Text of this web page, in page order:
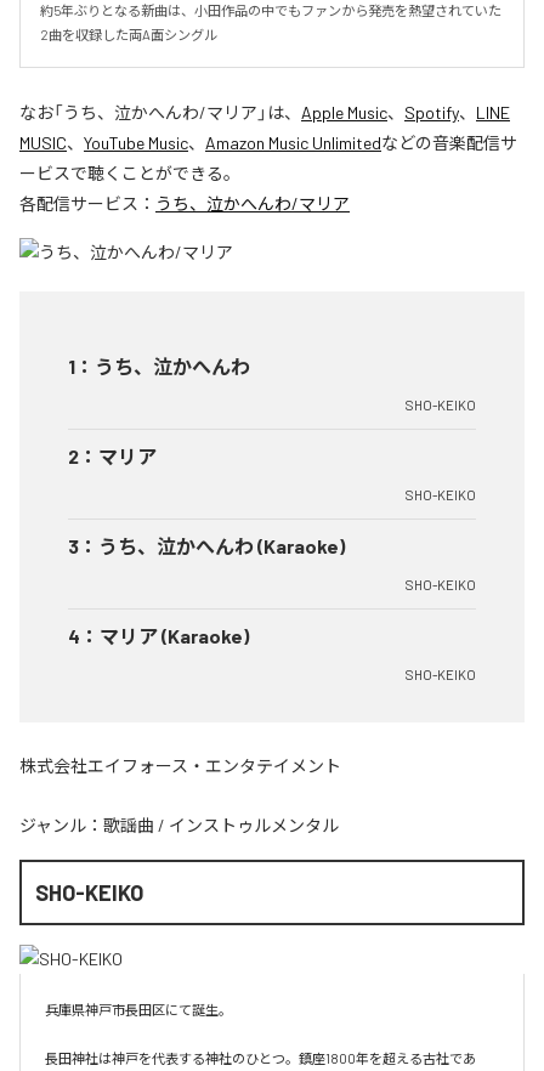
約5年ぶりとなる新曲は、小田作品の中でもファンから発売を熱望されていた
2曲を収録した両A面シングル
なお「うち、泣かへんわ/マリア 」は、 Apple Music、 Spotify、 LINE
MUSIC、 YouTube Music、 Amazon Music Unlimitedなどの音楽配信サ
ービスで聴くことができる。
各配信サービス： うち、泣かへんわ/マリア
1 ： うち、泣かへんわ
SHO-KEIKO
2 ： マリア
SHO-KEIKO
3 ： うち、泣かへんわ (Karaoke)
SHO-KEIKO
4 ： マリア (Karaoke)
SHO-KEIKO
株式会社エイフォース・エンタテイメント
ジャンル： 歌謡曲 / インストゥルメンタル
SHO-KEIKO
兵庫県神戸市長田区にて誕生。
長田神社は神戸を代表する神社のひとつ。鎮座1800年を超える古社であ